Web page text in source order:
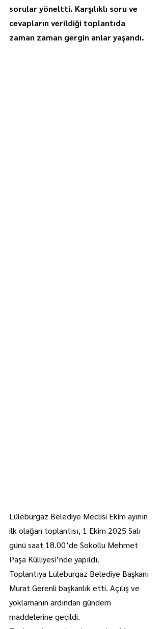
sorular yöneltti. Karşılıklı soru ve
cevapların verildiği toplantıda
zaman zaman gergin anlar yaşandı.
Lüleburgaz Belediye Meclisi Ekim ayının
ilk olağan toplantısı, 1 Ekim 2025 Salı
günü saat 18.00’de Sokollu Mehmet
Paşa Külliyesi’nde yapıldı.
Toplantıya Lüleburgaz Belediye Başkanı
Murat Gerenli başkanlık etti. Açılış ve
yoklamanın ardından gündem
maddelerine geçildi.